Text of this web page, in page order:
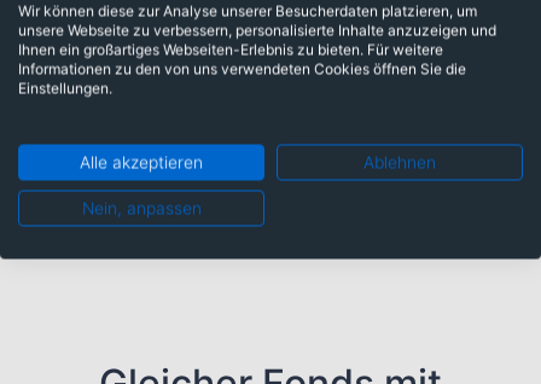
Booz Allen
1,01%
Citigroup
0,98%
Home Depot
0,93%
Generali
Wir können diese zur Analyse unserer Besucherdaten platzieren, um
unsere Webseite zu verbessern, personalisierte Inhalte anzuzeigen und
Ihnen ein großartiges Webseiten-Erlebnis zu bieten. Für weitere
Informationen zu den von uns verwendeten Cookies öffnen Sie die
Einstellungen.
Alle akzeptieren Ablehnen
Nein, anpassen